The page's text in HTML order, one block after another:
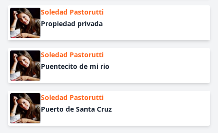
Soledad Pastorutti
Propiedad privada
Soledad Pastorutti
Puentecito de mi rio
Soledad Pastorutti
Puerto de Santa Cruz